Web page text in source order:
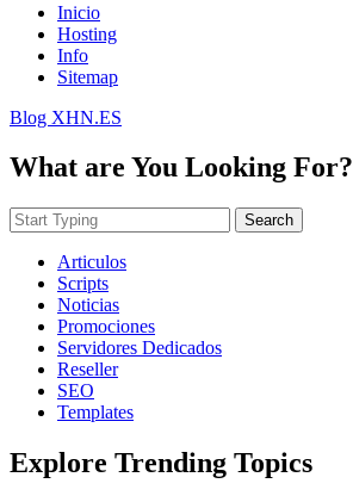
Inicio
Hosting
Info
Sitemap
Blog XHN.ES
What are You Looking For?
Search
Articulos
Scripts
Noticias
Promociones
Servidores Dedicados
Reseller
SEO
Templates
Explore Trending Topics